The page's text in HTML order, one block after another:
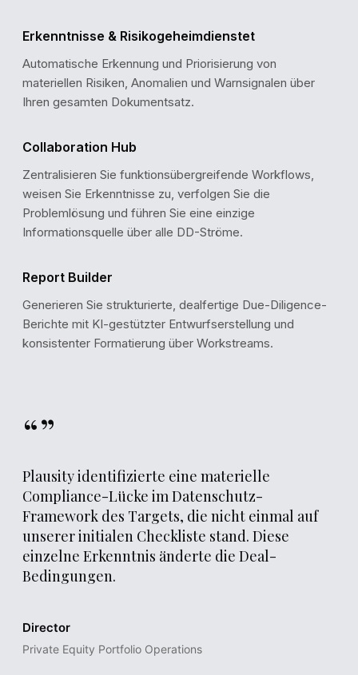
Medium
Score:
Project Alpha: DD Workflow
Data Collection
Quality Review
Erkenntnisse & Risikogeheimdienstet
Automatische Erkennung und Priorisierung von
materiellen Risiken, Anomalien und Warnsignalen über
Ihren gesamten Dokumentsatz.
Collaboration Hub
Zentralisieren Sie funktionsübergreifende Workflows,
weisen Sie Erkenntnisse zu, verfolgen Sie die
Problemlösung und führen Sie eine einzige
Informationsquelle über alle DD-Ströme.
Report Builder
Generieren Sie strukturierte, dealfertige Due-Diligence-
Berichte mit KI-gestützter Entwurfserstellung und
konsistenter Formatierung über Workstreams.
“”
Plausity identifizierte eine materielle
Compliance-Lücke im Datenschutz-
Framework des Targets, die nicht einmal auf
unserer initialen Checkliste stand. Diese
einzelne Erkenntnis änderte die Deal-
Bedingungen.
Director
Private Equity Portfolio Operations